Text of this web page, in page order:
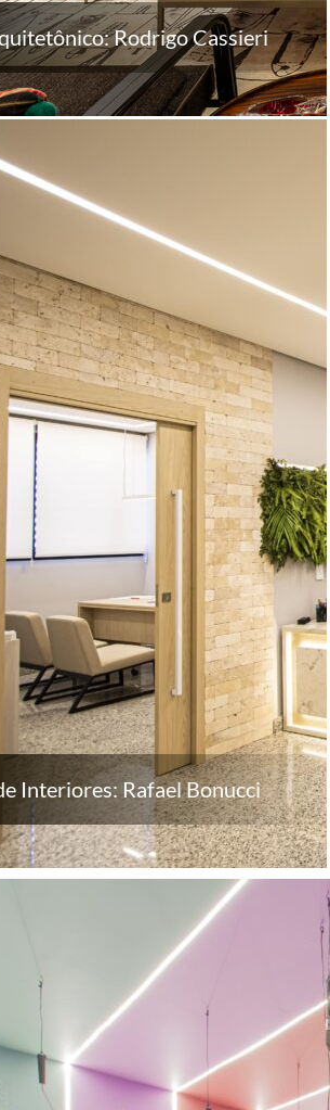
Rodrigo Cassieri
Interiores: Rafael Bonucci